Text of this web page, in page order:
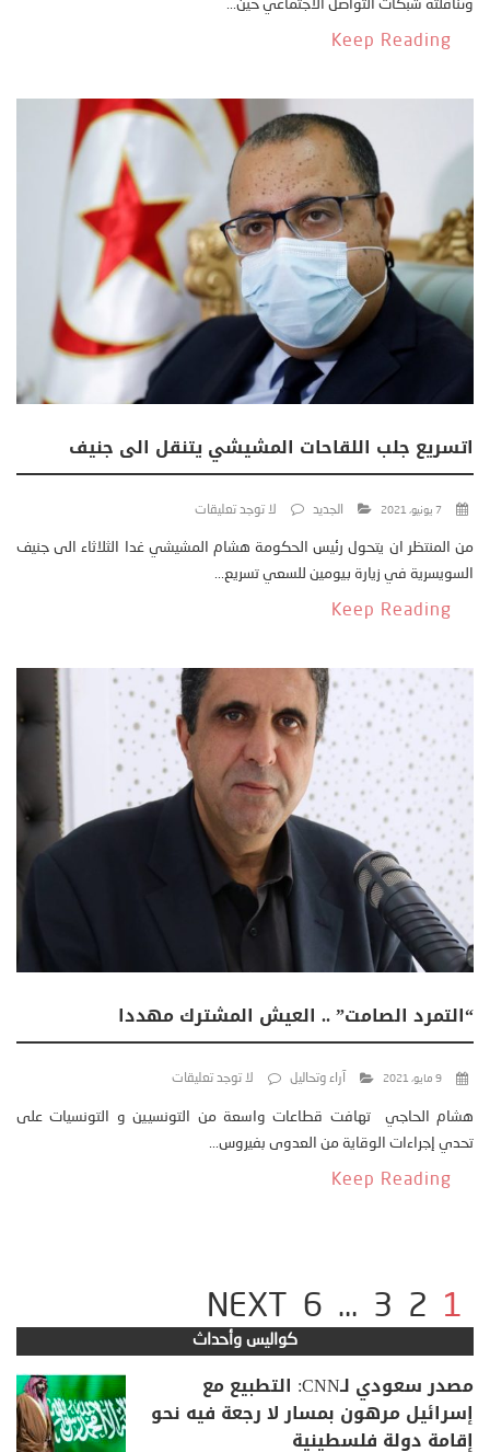
وتناقلته شبكات التواصل الاجتماعي حين...
Keep Reading
اتسريع جلب اللقاحات المشيشي يتنقل الى جنيف
7 يونيو، 2021 الجديد لا توجد تعليقات
من المنتظر ان يتحول رئيس الحكومة هشام المشيشي غدا الثلاثاء الى جنيف
السويسرية في زيارة بيومين للسعي تسريع...
Keep Reading
“التمرد الصامت” .. العيش المشترك مهددا
9 مايو، 2021 آراء وتحاليل لا توجد تعليقات
هشام الحاجي تهافت قطاعات واسعة من التونسيين و التونسيات على
تحدي إجراءات الوقاية من العدوى بفيروس...
Keep Reading
1
2
3
…
6
NEXT
كواليس وأحداث
مصدر سعودي لـCNN: التطبيع مع
إسرائيل مرهون بمسار لا رجعة فيه نحو
إقامة دولة فلسطينية